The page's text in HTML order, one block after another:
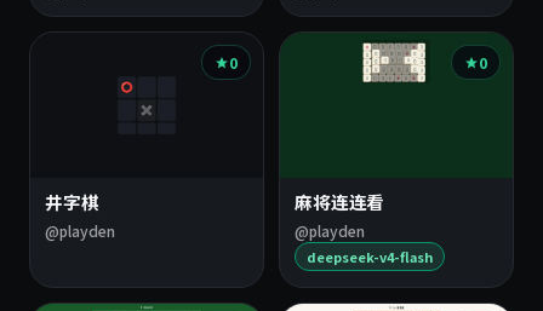
0
井字棋
@playden
0
麻将连连看
@playden
deepseek-v4-flash